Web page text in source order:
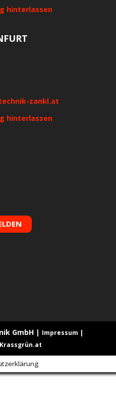
hinterlassen
zankl.at
hinterlassen
GmbH | Impressum |